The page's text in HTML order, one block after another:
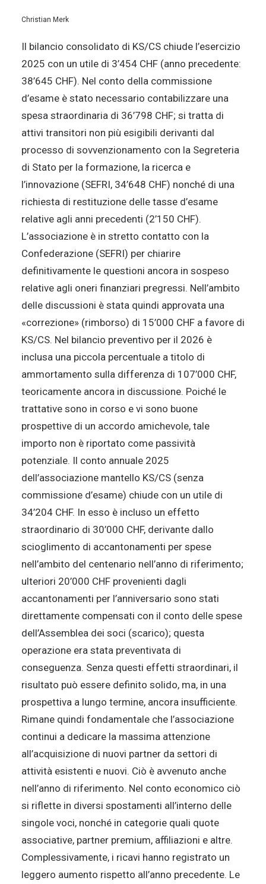
Christian Merk
Il bilancio consolidato di KS/CS chiude l’esercizio
2025 con un utile di 3’454 CHF (anno precedente:
38’645 CHF). Nel conto della commissione
d’esame è stato necessario contabilizzare una
spesa straordinaria di 36’798 CHF; si tratta di
attivi transitori non più esigibili derivanti dal
processo di sovvenzionamento con la Segreteria
di Stato per la formazione, la ricerca e
l’innovazione (SEFRI, 34’648 CHF) nonché di una
richiesta di restituzione delle tasse d’esame
relative agli anni precedenti (2’150 CHF).
L’associazione è in stretto contatto con la
Confederazione (SEFRI) per chiarire
definitivamente le questioni ancora in sospeso
relative agli oneri finanziari pregressi. Nell’ambito
delle discussioni è stata quindi approvata una
«correzione» (rimborso) di 15’000 CHF a favore di
KS/CS. Nel bilancio preventivo per il 2026 è
inclusa una piccola percentuale a titolo di
ammortamento sulla differenza di 107’000 CHF,
teoricamente ancora in discussione. Poiché le
trattative sono in corso e vi sono buone
prospettive di un accordo amichevole, tale
importo non è riportato come passività
potenziale. Il conto annuale 2025
dell’associazione mantello KS/CS (senza
commissione d’esame) chiude con un utile di
34’204 CHF. In esso è incluso un effetto
straordinario di 30’000 CHF, derivante dallo
scioglimento di accantonamenti per spese
nell’ambito del centenario nell’anno di riferimento;
ulteriori 20’000 CHF provenienti dagli
accantonamenti per l’anniversario sono stati
direttamente compensati con il conto delle spese
dell’Assemblea dei soci (scarico); questa
operazione era stata preventivata di
conseguenza. Senza questi effetti straordinari, il
risultato può essere definito solido, ma, in una
prospettiva a lungo termine, ancora insufficiente.
Rimane quindi fondamentale che l’associazione
continui a dedicare la massima attenzione
all’acquisizione di nuovi partner da settori di
attività esistenti e nuovi. Ciò è avvenuto anche
nell’anno di riferimento. Nel conto economico ciò
si riflette in diversi spostamenti all’interno delle
singole voci, nonché in categorie quali quote
associative, partner premium, affiliazioni e altre.
Complessivamente, i ricavi hanno registrato un
leggero aumento rispetto all’anno precedente. Le